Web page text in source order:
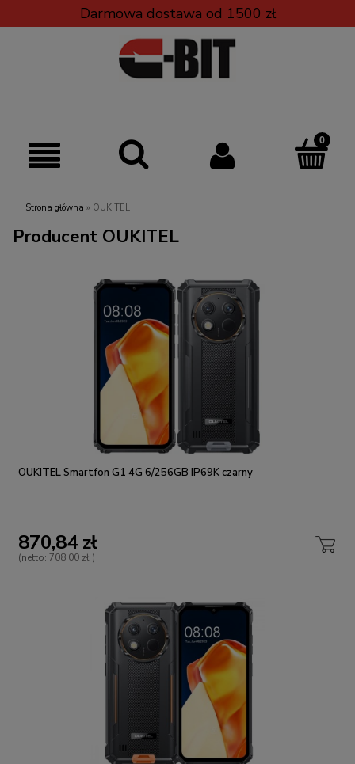
Darmowa dostawa od 1500 zł
Strona główna » OUKITEL
Producent OUKITEL
OUKITEL Smartfon G1 4G 6/256GB IP69K czarny
870,84 zł
(netto: 708,00 zł )